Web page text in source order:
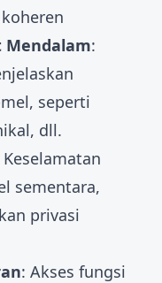
:
seperti
dll.
sementara,
privasi
: Akses fungsi